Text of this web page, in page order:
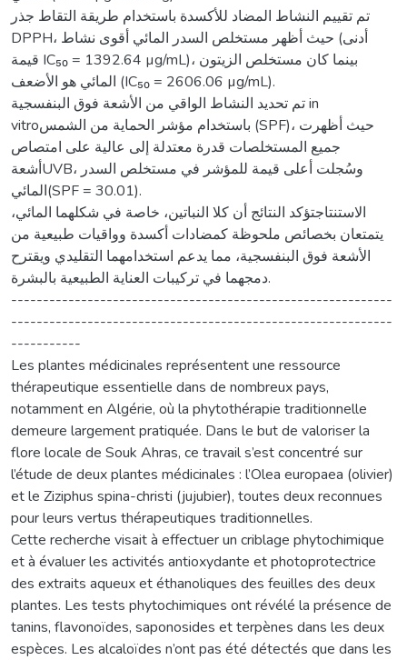
تم تقييم النشاط المضاد للأكسدة باستخدام طريقة التقاط جذر
DPPH، حيث أظهر مستخلص السدر المائي أقوى نشاط (أدنى
قيمة IC₅₀ = 1392.64 µg/mL)، بينما كان مستخلص الزيتون
المائي هو الأضعف (IC₅₀ = 2606.06 µg/mL).
تم تحديد النشاط الواقي من الأشعة فوق البنفسجية in
vitroباستخدام مؤشر الحماية من الشمس (SPF)، حيث أظهرت
جميع المستخلصات قدرة معتدلة إلى عالية على امتصاص
أشعةUVB، وسُجلت أعلى قيمة للمؤشر في مستخلص السدر
المائي(SPF = 30.01).
الاستنتاجتؤكد النتائج أن كلا النباتين، خاصة في شكلهما المائي،
يتمتعان بخصائص ملحوظة كمضادات أكسدة وواقيات طبيعية من
الأشعة فوق البنفسجية، مما يدعم استخدامهما التقليدي ويقترح
دمجهما في تركيبات العناية الطبيعية بالبشرة.
------------------------------------------------------------
------------------------------------------------------------
-----------
Les plantes médicinales représentent une ressource
thérapeutique essentielle dans de nombreux pays,
notamment en Algérie, où la phytothérapie traditionnelle
demeure largement pratiquée. Dans le but de valoriser la
flore locale de Souk Ahras, ce travail s’est concentré sur
l’étude de deux plantes médicinales : l’Olea europaea (olivier)
et le Ziziphus spina-christi (jujubier), toutes deux reconnues
pour leurs vertus thérapeutiques traditionnelles.
Cette recherche visait à effectuer un criblage phytochimique
et à évaluer les activités antioxydante et photoprotectrice
des extraits aqueux et éthanoliques des feuilles des deux
plantes. Les tests phytochimiques ont révélé la présence de
tanins, flavonoïdes, saponosides et terpènes dans les deux
espèces. Les alcaloïdes n’ont pas été détectés que dans les